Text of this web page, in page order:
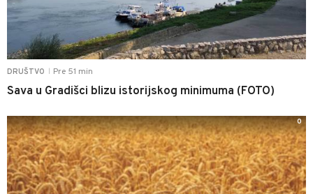
DRUŠTVO Pre 51 min
Sava u Gradišci blizu istorijskog minimuma (FOTO)
0